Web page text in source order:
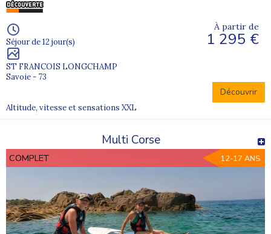
Séjour de 12 jour(s)
ST FRANCOIS LONGCHAMP
Savoie - 73
À partir de
1 295 €
Découvrir
Altitude, vitesse et sensations XXL
Multi Corse
COMPLET 12-17 ANS